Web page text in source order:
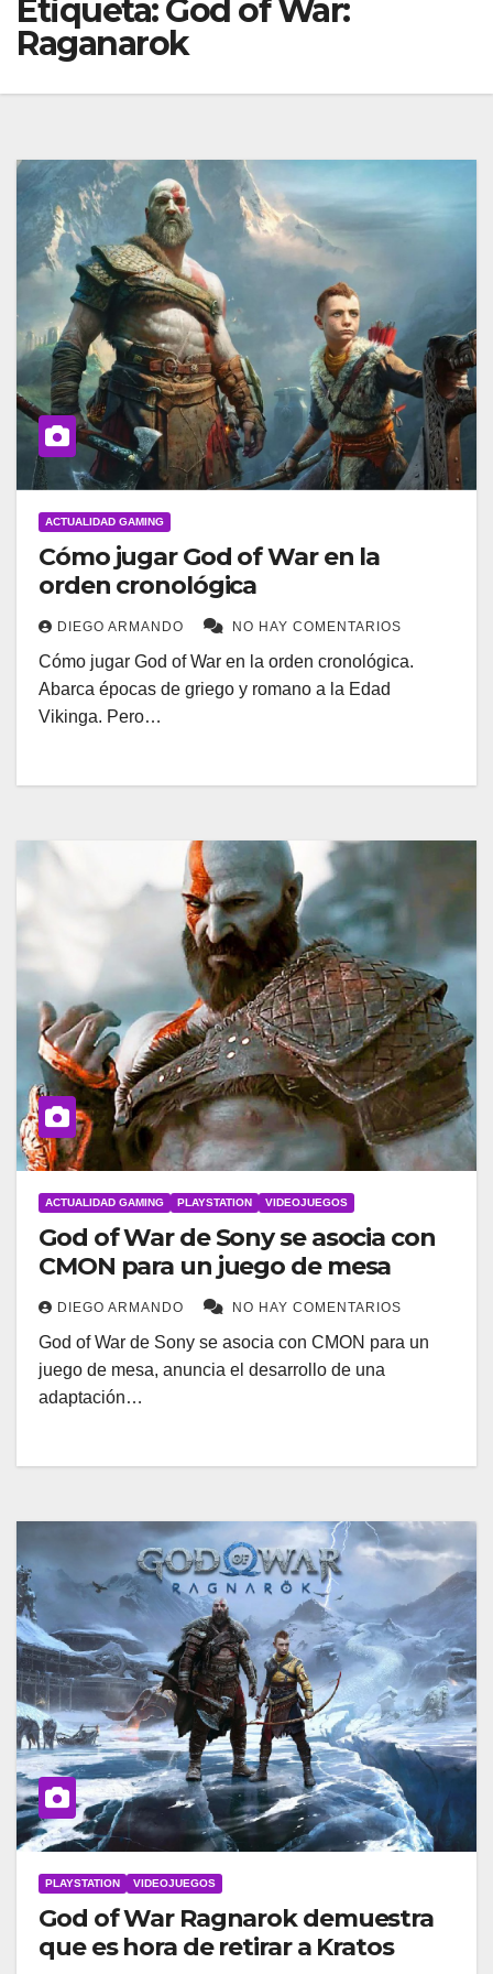
Etiqueta:God of War:
Raganarok
ACTUALIDAD GAMING
Cómo jugar God of War en la
orden cronológica
DIEGO ARMANDO NO HAY COMENTARIOS
Cómo jugar God of War en la orden cronológica.
Abarca épocas de griego y romano a la Edad
Vikinga. Pero…
ACTUALIDAD GAMING PLAYSTATION VIDEOJUEGOS
God of War de Sony se asocia con
CMON para un juego de mesa
DIEGO ARMANDO NO HAY COMENTARIOS
God of War de Sony se asocia con CMON para un
juego de mesa, anuncia el desarrollo de una
adaptación…
PLAYSTATION VIDEOJUEGOS
God of War Ragnarok demuestra
que es hora de retirar a Kratos